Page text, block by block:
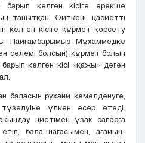
келген кісіге ерекше
танытқан. Өйткені, қасиетті
кісіге құрмет көрсету
Пайғамбарымыз Мұхаммедке
сәлемі болсын) құрмет болып
келген кісі «қажы» деген
рухани кемелденуге,
үлкен әсер етеді.
ниетімен ұзақ сапарға
бала-шағасымен, ағайын-